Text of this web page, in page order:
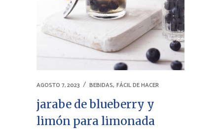
AGOSTO 7, 2023 BEBIDAS, FÁCIL DE HACER
jarabe de blueberry y
limón para limonada